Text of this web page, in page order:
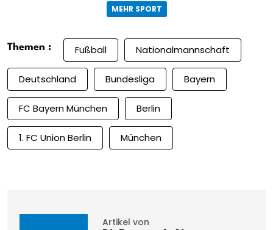
MEHR SPORT
Themen : Fußball Nationalmannschaft
Deutschland Bundesliga Bayern
FC Bayern München Berlin
1. FC Union Berlin München
Artikel von